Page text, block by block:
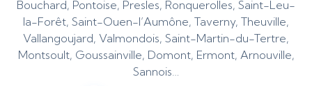
Bouchard, Pontoise, Presles, Ronquerolles, Saint-Leu-
la-Forêt, Saint-Ouen-l’Aumône, Taverny, Theuville,
Vallangoujard, Valmondois, Saint-Martin-du-Tertre,
Montsoult, Goussainville, Domont, Ermont, Arnouville,
Sannois…